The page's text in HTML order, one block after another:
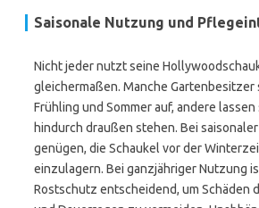
Saisonale Nutzung und
Nicht jeder nutzt seine
gleichermaßen. Manche Gartenbesitzer
Frühling und Sommer auf, andere
hindurch draußen stehen. Bei
genügen, die Schaukel vor der
einzulagern. Bei ganzjähriger Nutzung
Rostschutz entscheidend, um Schäden